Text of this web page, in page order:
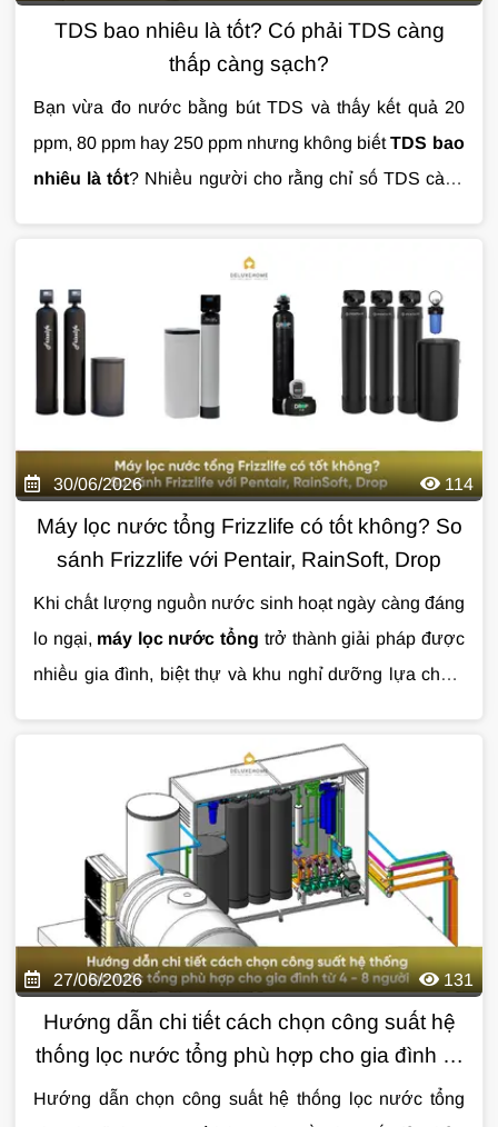
TDS bao nhiêu là tốt? Có phải TDS càng
thấp càng sạch?
Bạn vừa đo nước bằng bút TDS và thấy kết quả 20
ppm, 80 ppm hay 250 ppm nhưng không biếtTDS bao
nhiêu là tốt? Nhiều người cho rằng chỉ số TDS càng
Pháp Nước
sẽ giúp bạn hiểu đúng về chỉ số TDS,
cách đánh giá chất lượng nước và lựa chọn giải pháp
xử lý phù hợp dựa trên nguồn nước thực tế.
30/06/2026 114
Máy lọc nước tổng Frizzlife có tốt không? So
sánh Frizzlife với Pentair, RainSoft, Drop
Khi chất lượng nguồn nước sinh hoạt ngày càng đáng
lo ngại, máy lọc nước tổng trở thành giải pháp được
nhiều gia đình, biệt thự và khu nghỉ dưỡng lựa chọn.
Pentair, RainSoft, Drop hay các hệ thống tự lắp ráp sử
dụng van Clack, đâu mới là lựa chọn đáng đầu tư?
Bài viết dưới đây sẽ giúp bạn có cái nhìn khách quan
để đưa ra quyết định phù hợp.
27/06/2026 131
Hướng dẫn chi tiết cách chọn công suất hệ
thống lọc nước tổng phù hợp cho gia đình từ
4 - 8 người
Hướng dẫn chọn công suất hệ thống lọc nước tổng